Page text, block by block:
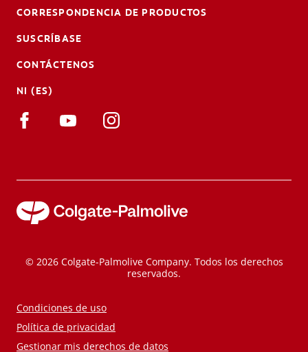
CORRESPONDENCIA DE PRODUCTOS
SUSCRÍBASE
CONTÁCTENOS
NI (ES)
© 2026 Colgate-Palmolive Company. Todos los derechos
reservados.
Condiciones de uso
Política de privacidad
Gestionar mis derechos de datos